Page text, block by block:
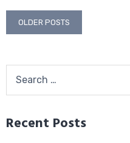
Posts
OLDER POSTS
for:
Recent Posts